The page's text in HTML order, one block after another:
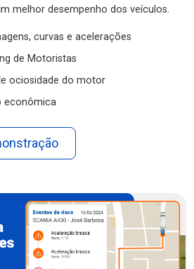
melhor desempenho dos veículos.
curvas e acelerações
de Motoristas
ociosidade do motor
econômica